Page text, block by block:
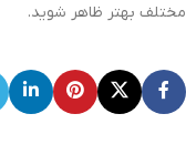
مختلف بهتر ظاهر شوید.